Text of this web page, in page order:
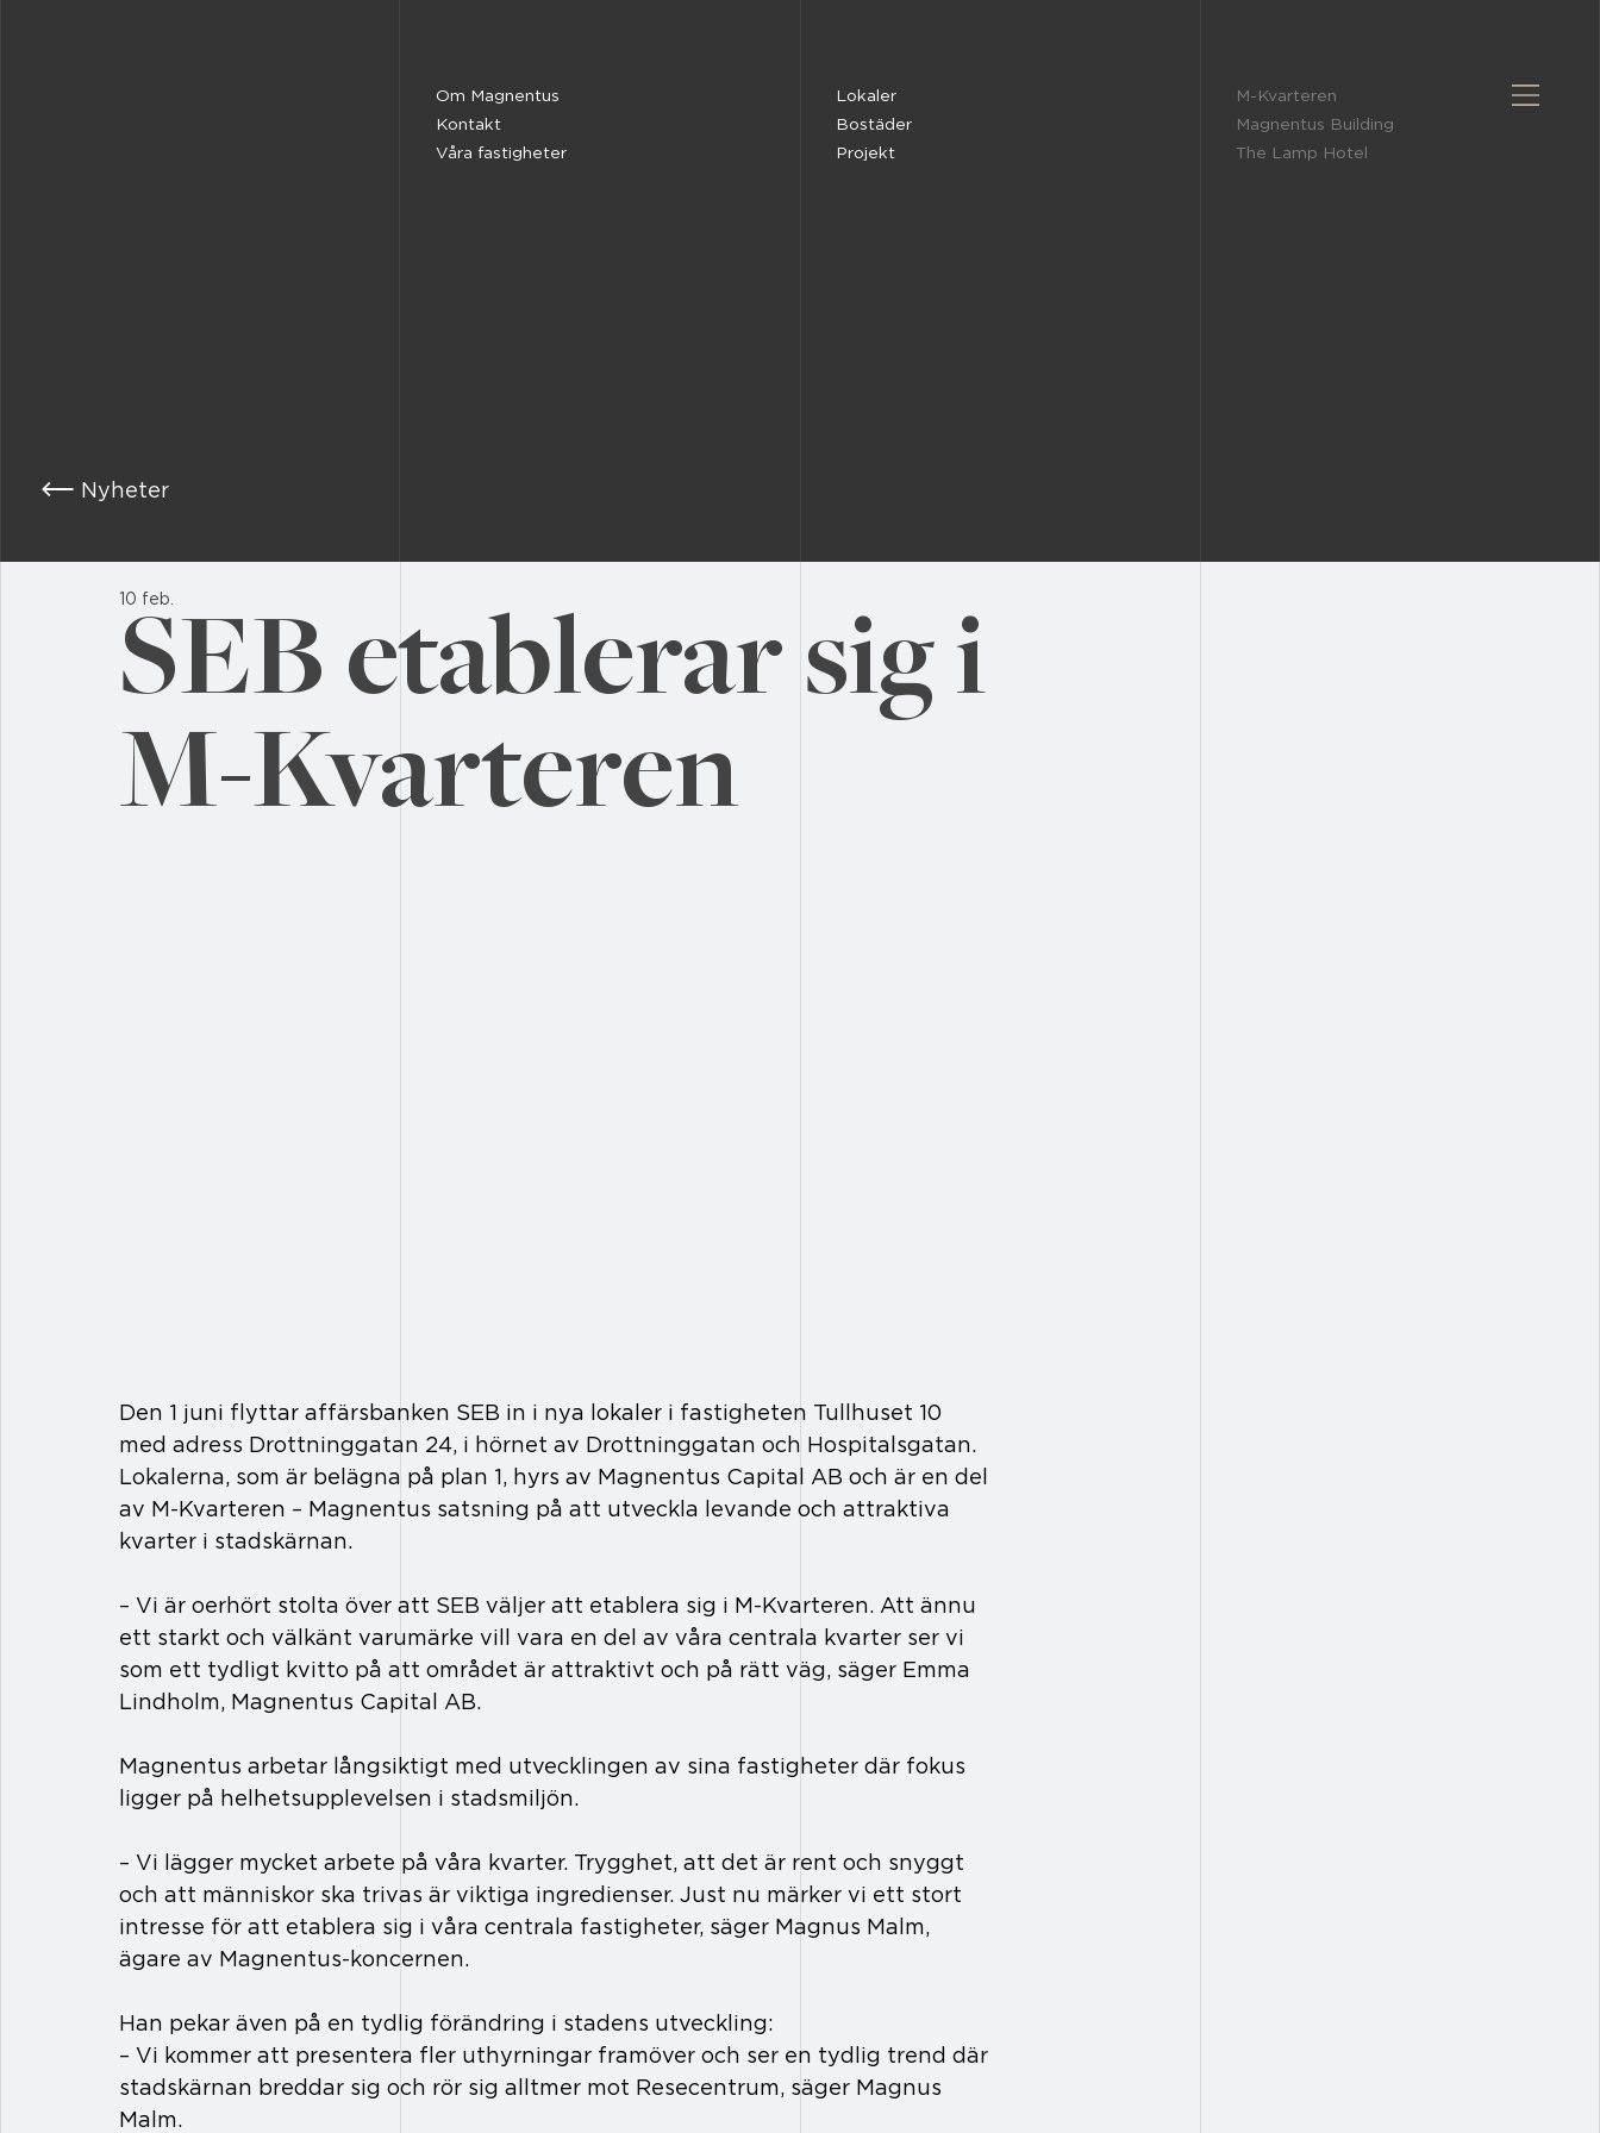
Om Magnentus
Kontakt
Våra fastigheter
Lokaler
Bostäder
Projekt
M-Kvarteren
Magnentus Building
The Lamp Hotel
Nyheter
SEB etablerar sig i
M-Kvarteren
10 feb.
Den 1 juni flyttar affärsbanken SEB in i nya lokaler i fastigheten Tullhuset 10
med adress Drottninggatan 24, i hörnet av Drottninggatan och Hospitalsgatan.
Lokalerna, som är belägna på plan 1, hyrs av Magnentus Capital AB och är en del
av M-Kvarteren – Magnentus satsning på att utveckla levande och attraktiva
kvarter i stadskärnan.
– Vi är oerhört stolta över att SEB väljer att etablera sig i M-Kvarteren. Att ännu
ett starkt och välkänt varumärke vill vara en del av våra centrala kvarter ser vi
som ett tydligt kvitto på att området är attraktivt och på rätt väg, säger Emma
Lindholm, Magnentus Capital AB.
Magnentus arbetar långsiktigt med utvecklingen av sina fastigheter där fokus
ligger på helhetsupplevelsen i stadsmiljön.
– Vi lägger mycket arbete på våra kvarter. Trygghet, att det är rent och snyggt
och att människor ska trivas är viktiga ingredienser. Just nu märker vi ett stort
intresse för att etablera sig i våra centrala fastigheter, säger Magnus Malm,
ägare av Magnentus-koncernen.
Han pekar även på en tydlig förändring i stadens utveckling:
– Vi kommer att presentera fler uthyrningar framöver och ser en tydlig trend där
stadskärnan breddar sig och rör sig alltmer mot Resecentrum, säger Magnus
Malm.